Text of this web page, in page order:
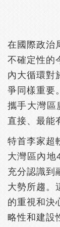
在國際政治
不確定性的
內大循環對
爭同樣重要
攜手大灣區
直接、最能
特首李家超
大灣區內地
充分認識到
大勢所趨。
的重視和決
略性和建設